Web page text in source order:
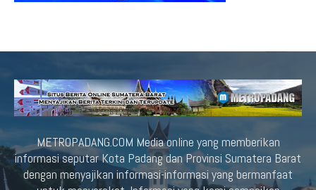
METROPADANG.COM Media online yang memberikan
informasi seputar Kota Padang dan Provinsi Sumatera Barat
dengan menyajikan informasi-informasi yang bermanfaat